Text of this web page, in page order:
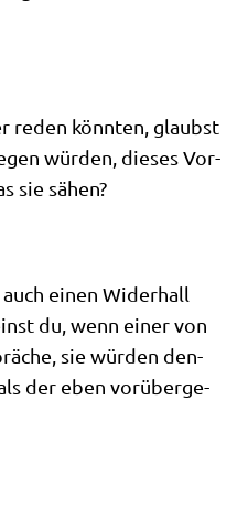
reden könn­ten, glaubst
wür­den, die­ses Vor­
sie sähen?
einen Wider­hall
du, wenn einer von
sie wür­den den­
der eben vor­über­ge­